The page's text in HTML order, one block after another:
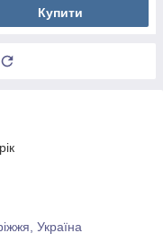
Купити
Україна